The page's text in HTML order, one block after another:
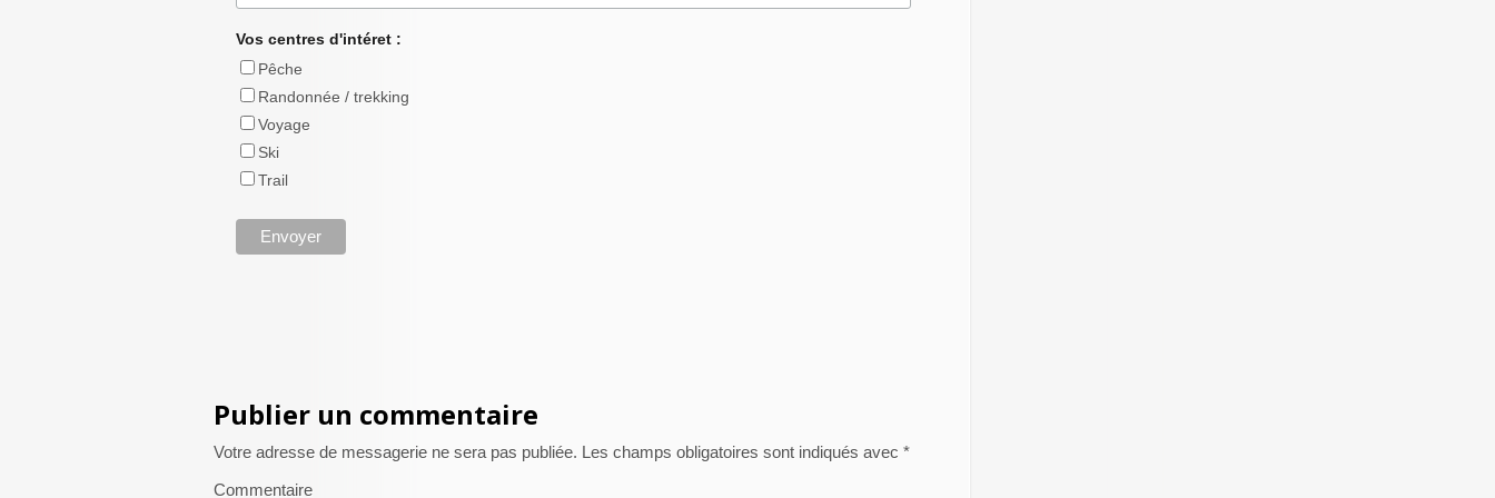
Vos centres d'intéret :
Pêche
Randonnée / trekking
Voyage
Ski
Trail
Publier un commentaire
Votre adresse de messagerie ne sera pas publiée. Les champs obligatoires sont indiqués avec *
Commentaire